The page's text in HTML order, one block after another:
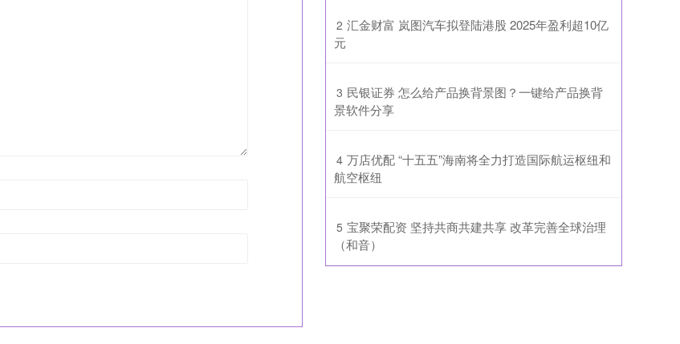
2 ​汇金财富 岚图汽车拟登陆港股 2025年盈利超10亿
元
3 ​民银证券 怎么给产品换背景图？一键给产品换背
景软件分享
4 ​万店优配 “十五五”海南将全力打造国际航运枢纽和
航空枢纽
5 ​宝聚荣配资 坚持共商共建共享 改革完善全球治理
（和音）